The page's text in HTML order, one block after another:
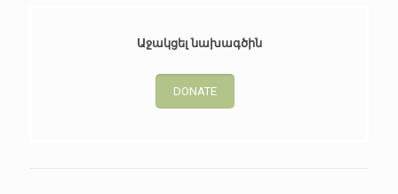
Աջակցել նախագծին
DONATE